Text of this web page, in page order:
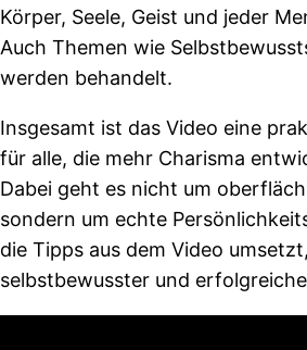
Körper, Seele, Geist und jeder
Auch Themen wie
werden behandelt.
Insgesamt ist das Video eine
für alle, die mehr Charisma
Dabei geht es nicht um
sondern um echte
die Tipps aus dem Video
selbstbewusster und